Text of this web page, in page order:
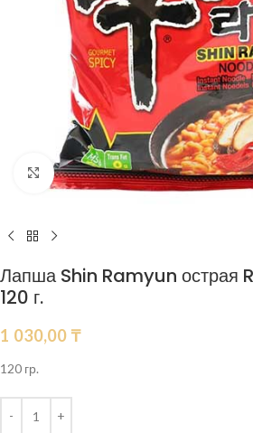
Нажмите, чтобы увеличить
Лапша Shin Ramyun острая
120 г.
1 030,00 ₸
120 гр.